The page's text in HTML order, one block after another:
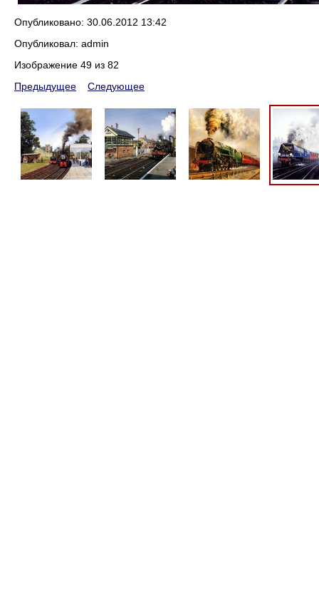
Опубликовано: 30.06.2012 13:42
Опубликовал: admin
Изображение 49 из 82
Предыдущее
Следующее